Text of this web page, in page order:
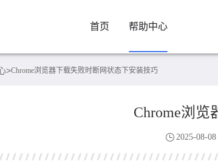
首页 帮助中心
>Chrome浏览器下载失败时断网状态下安装技巧
Chrome浏
2025-08-